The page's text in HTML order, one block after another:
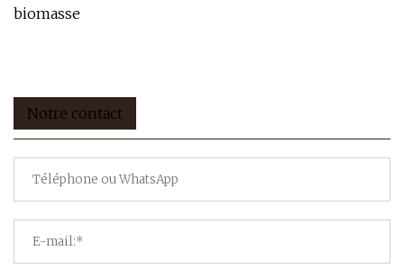
biomasse
Notre contact